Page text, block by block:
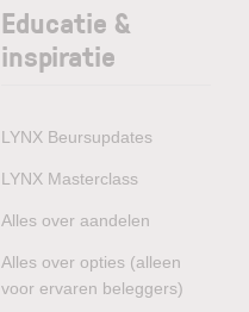
Educatie &
inspiratie
LYNX Beursupdates
LYNX Masterclass
Alles over aandelen
Alles over opties (alleen
voor ervaren beleggers)